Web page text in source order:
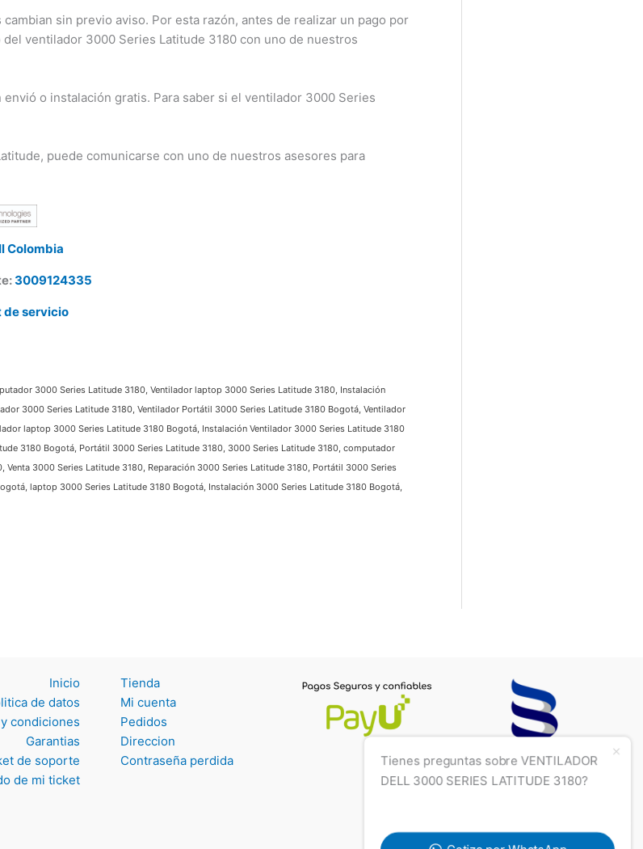
sin previo aviso. Por esta razón, antes de realizar un pago por
ventilador 3000 Series Latitude 3180 con uno de nuestros
o instalación gratis. Para saber si el ventilador 3000 Series
puede comunicarse con uno de nuestros asesores para
Colombia
3009124335
servicio
3000 Series Latitude 3180, Ventilador laptop 3000 Series Latitude 3180, Instalación
3000 Series Latitude 3180, Ventilador Portátil 3000 Series Latitude 3180 Bogotá, Ventilador
laptop 3000 Series Latitude 3180 Bogotá, Instalación Ventilador 3000 Series Latitude 3180
3180 Bogotá, Portátil 3000 Series Latitude 3180, 3000 Series Latitude 3180, computador
3000 Series Latitude 3180, Reparación 3000 Series Latitude 3180, Portátil 3000 Series
laptop 3000 Series Latitude 3180 Bogotá, Instalación 3000 Series Latitude 3180 Bogotá,
Inicio
de datos
Terminos y
condiciones
Garantias
de soporte
Tienda
Mi cuenta
Pedidos
Direccion
Contraseña perdida
Tienes preguntas sobre VENTILADOR
DELL 3000 SERIES LATITUDE 3180?
Cotiza por WhatsApp